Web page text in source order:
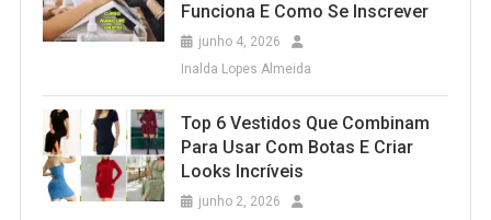
Funciona E Como Se Inscrever
junho 4, 2026
Inalda Lopes Almeida
Top 6 Vestidos Que Combinam
Para Usar Com Botas E Criar
Looks Incríveis
junho 2, 2026